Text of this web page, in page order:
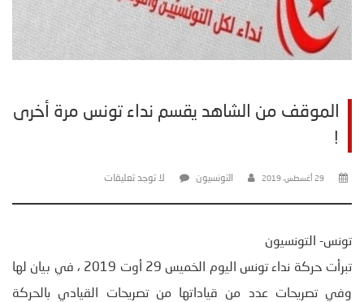
الموقف من الشاهد يقسم نداء تونس مرة أخرى
!
29 أغسطس، 2019 التونسيون لا توجد تعليقات
تونس- التونسيون
تبرأت حركة نداء تونس اليوم الخميس 29 أوت 2019 ، في بيان لها
وفي تصريحات عدد من قياداتها من تصريحات القيادي بالحركة